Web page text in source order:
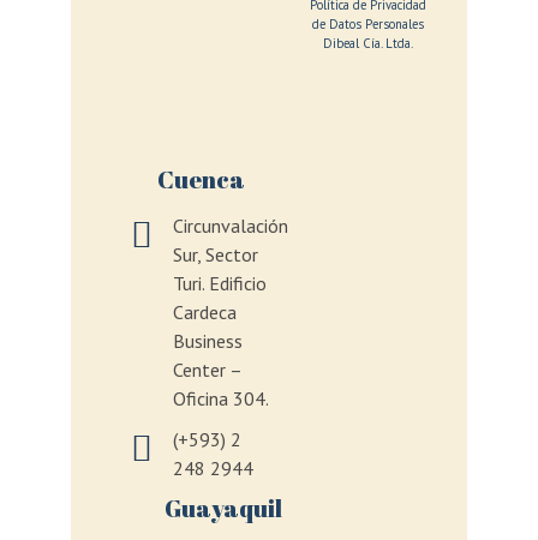
Cuenca
Circunvalación
Sur, Sector
Turi. Edificio
Cardeca
Business
Center –
Oficina 304.
(+593) 2
248 2944
Guayaquil
Política de Privacidad
de Datos Personales
Dibeal Cía. Ltda.